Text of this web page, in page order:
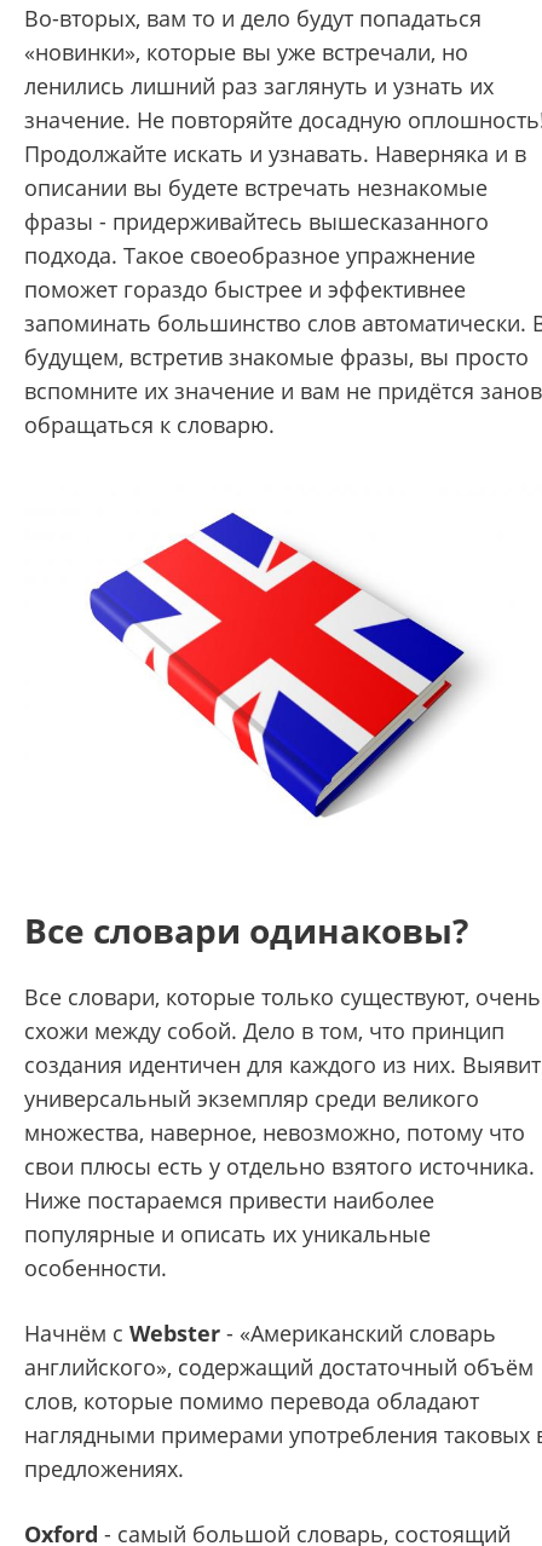
Во-вторых, вам то и дело будут попадаться
«новинки», которые вы уже встречали, но
ленились лишний раз заглянуть и узнать их
значение. Не повторяйте досадную
Продолжайте искать и узнавать. Наверняка и в
описании вы будете встречать незнакомые
фразы - придерживайтесь вышесказанного
подхода. Такое своеобразное упражнение
поможет гораздо быстрее и эффективнее
запоминать большинство слов автоматически.
будущем, встретив знакомые фразы, вы просто
вспомните их значение и вам не придётся
обращаться к словарю.
Все словари одинаковы?
Все словари, которые только существуют, очень
схожи между собой. Дело в том, что принцип
создания идентичен для каждого из них.
универсальный экземпляр среди великого
множества, наверное, невозможно, потому что
свои плюсы есть у отдельно взятого источника.
Ниже постараемся привести наиболее
популярные и описать их уникальные
особенности.
Начнём с Webster - «Американский словарь
английского», содержащий достаточный объём
слов, которые помимо перевода обладают
наглядными примерами употребления таковых
предложениях.
Oxford - самый большой словарь, состоящий